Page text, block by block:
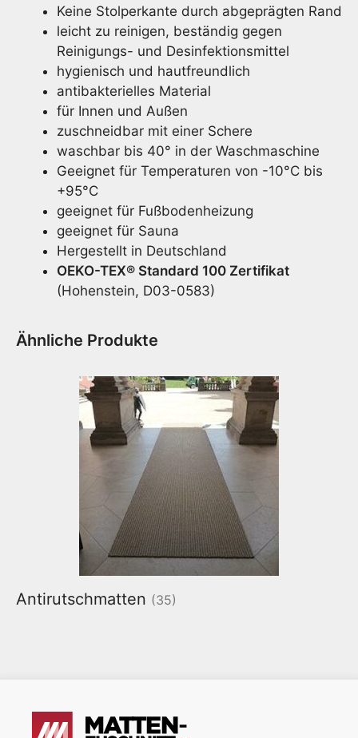
Keine Stolperkante durch abgeprägten Rand
leicht zu reinigen, beständig gegen
Reinigungs- und Desinfektionsmittel
hygienisch und hautfreundlich
antibakterielles Material
für Innen und Außen
zuschneidbar mit einer Schere
waschbar bis 40° in der Waschmaschine
Geeignet für Temperaturen von -10°C bis
+95°C
geeignet für Fußbodenheizung
geeignet für Sauna
Hergestellt in Deutschland
OEKO-TEX® Standard 100 Zertifikat
(Hohenstein, D03-0583)
Ähnliche Produkte
Antirutschmatten (35)